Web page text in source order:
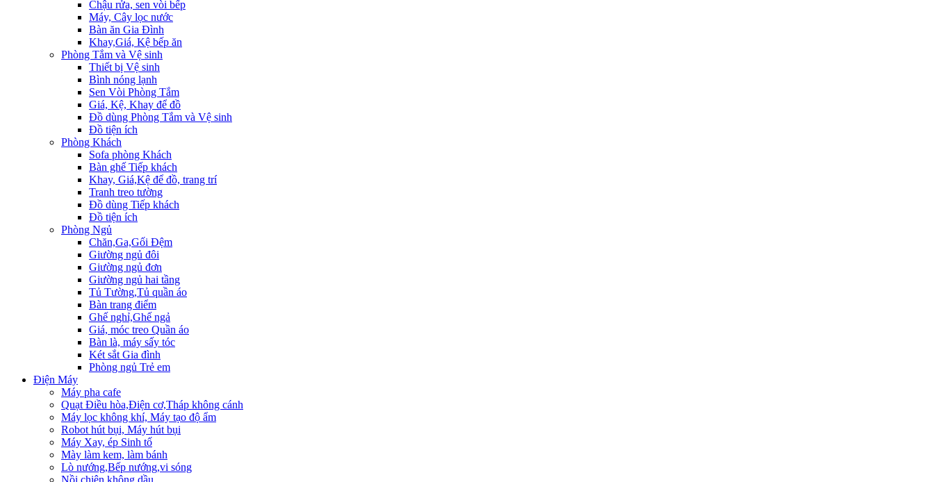
Chậu rửa, sen vòi bếp
Máy, Cây lọc nước
Bàn ăn Gia Đình
Khay,Giá, Kệ bếp ăn
Phòng Tắm và Vệ sinh
Thiết bị Vệ sinh
Bình nóng lạnh
Sen Vòi Phòng Tắm
Giá, Kệ, Khay để đồ
Đồ dùng Phòng Tắm và Vệ sinh
Đồ tiện ích
Phòng Khách
Sofa phòng Khách
Bàn ghế Tiếp khách
Khay, Giá,Kệ để đồ, trang trí
Tranh treo tường
Đồ dùng Tiếp khách
Đồ tiện ích
Phòng Ngủ
Chăn,Ga,Gối Đệm
Giường ngủ đôi
Giường ngủ đơn
Giường ngủ hai tầng
Tủ Tường,Tủ quần áo
Bàn trang điểm
Ghế nghỉ,Ghế ngả
Giá, móc treo Quần áo
Bàn là, máy sấy tóc
Két sắt Gia đình
Phòng ngủ Trẻ em
Điện Máy
Máy pha cafe
Quạt Điều hòa,Điện cơ,Tháp không cánh
Máy lọc không khí, Máy tạo độ ẩm
Robot hút bụi, Máy hút bụi
Máy Xay, ép Sinh tố
Mày làm kem, làm bánh
Lò nướng,Bếp nướng,vi sóng
Nồi chiên không dầu